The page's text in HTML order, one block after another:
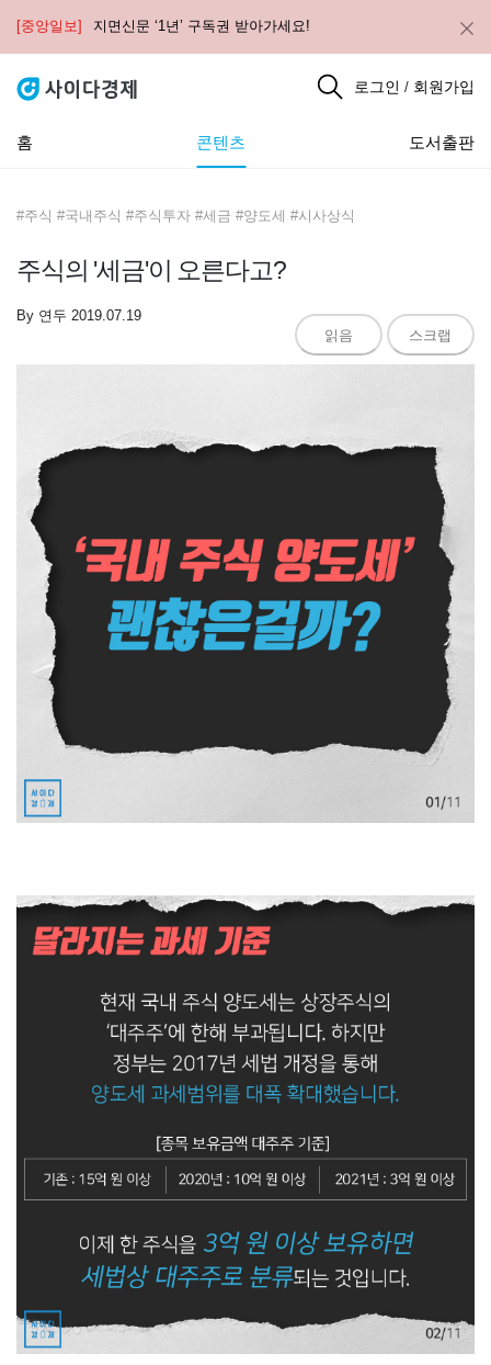
[중앙일보] 지면신문 ‘1년’ 구독권 받아가세요!
로그인 / 회원가입
홈 콘텐츠 도서출판
#주식 #국내주식 #주식투자 #세금 #양도세 #시사상식
주식의 '세금'이 오른다고?
By 연두 2019.07.19
읽음
스크랩